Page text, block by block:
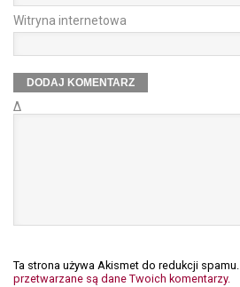
Witryna internetowa
Δ
Ta strona używa Akismet do redukcji spamu.
przetwarzane są dane Twoich komentarzy.